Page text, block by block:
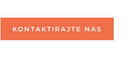
KONTAKTIRAJTE NAS